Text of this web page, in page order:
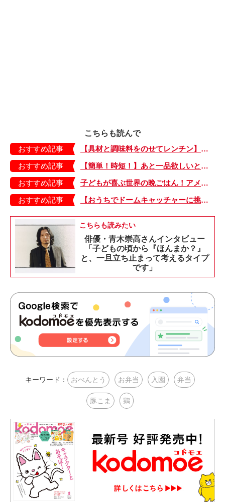
こちらも読んで
おすすめ記事
【具材と調味料をのせてレンチン】ケチャップ×バターの王道味！「うどんナポリタン」のできあがり♪
おすすめ記事
【簡単！時短！】あと一品欲しいときにおすすめの「卵とレタスの炒めもの」のレシピ
おすすめ記事
子どもが喜ぶ世界の晩ごはん！アメリカのフライドチキン＆フライドポテト
おすすめ記事
【おうちでドームキャッチャーに挑戦だ】アンパンマン わくわくドームキャッチャー
こちらも読みたい
俳優・青木崇高さんインタビュー
「子どもの頃から『ほんまか？』
と、一旦立ち止まって考えるタイプ
です」
キーワード： おべんとう お弁当 入園 弁当
豚こま 鶏